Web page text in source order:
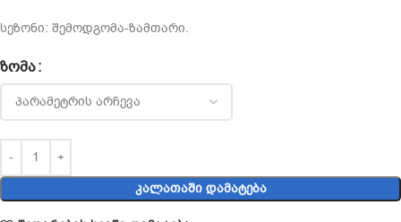
სეზონი: შემოდგომა-ზამთარი.
ᲖᲝᲛᲐ
ᲙᲐᲚᲐᲗᲐᲨᲘ ᲓᲐᲛᲐᲢᲔᲑᲐ